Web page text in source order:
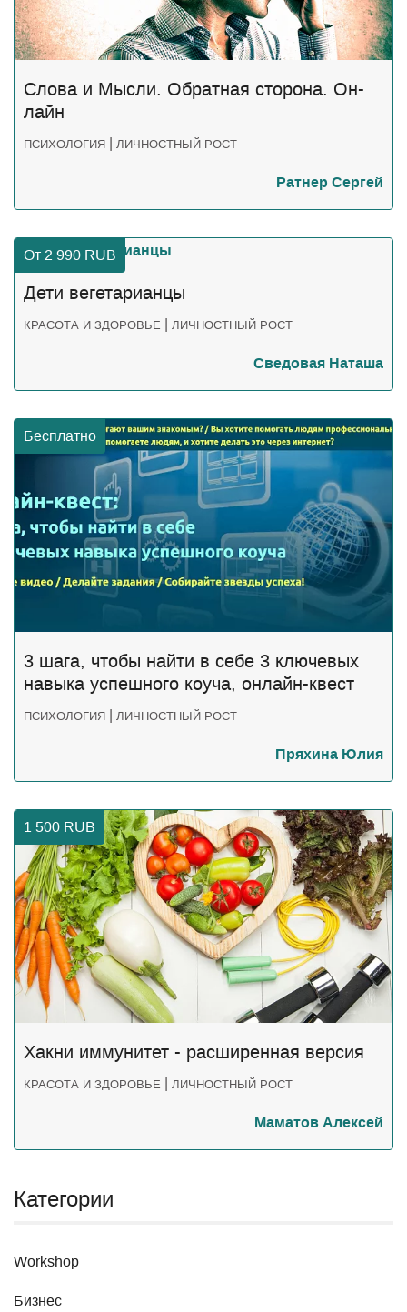
Категории
Workshop
Бизнес
Слова и Мысли. Обратная сторона. Он-
лайн
ПСИХОЛОГИЯ | ЛИЧНОСТНЫЙ РОСТ
Ратнер Сергей
От 2 990 RUB
Дети вегетарианцы
КРАСОТА И ЗДОРОВЬЕ | ЛИЧНОСТНЫЙ РОСТ
Сведовая Наташа
Бесплатно
3 шага, чтобы найти в себе 3 ключевых
навыка успешного коуча, онлайн-квест
ПСИХОЛОГИЯ | ЛИЧНОСТНЫЙ РОСТ
Пряхина Юлия
1 500 RUB
Хакни иммунитет - расширенная версия
КРАСОТА И ЗДОРОВЬЕ | ЛИЧНОСТНЫЙ РОСТ
Маматов Алексей